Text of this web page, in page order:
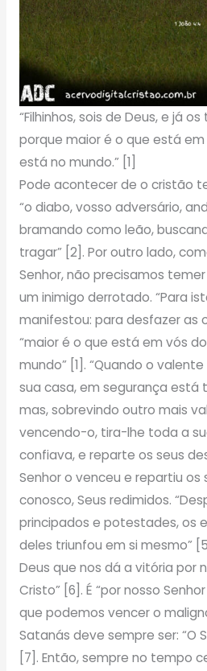
“Filhinhos, sois de Deus, e já
porque maior é o que está
está no mundo.” [1]
Pode acontecer de o cristão
“o diabo, vosso adversário,
bramando como leão,
tragar” [2]. Por outro lado,
Senhor, não precisamos
um inimigo derrotado. “Para
manifestou: para desfazer as
“maior é o que está em vós
mundo” [1]. “Quando o
sua casa, em segurança está
mas, sobrevindo outro mais
vencendo-o, tira-lhe toda a
confiava, e reparte os seus
Senhor o venceu e repartiu os
conosco, Seus redimidos.
principados e potestades, os
deles triunfou em si mesmo”
Deus que nos dá a vitória por
Cristo” [6]. É “por nosso
que podemos vencer o
Satanás deve sempre ser: “O
[7]. Então, sempre no tempo